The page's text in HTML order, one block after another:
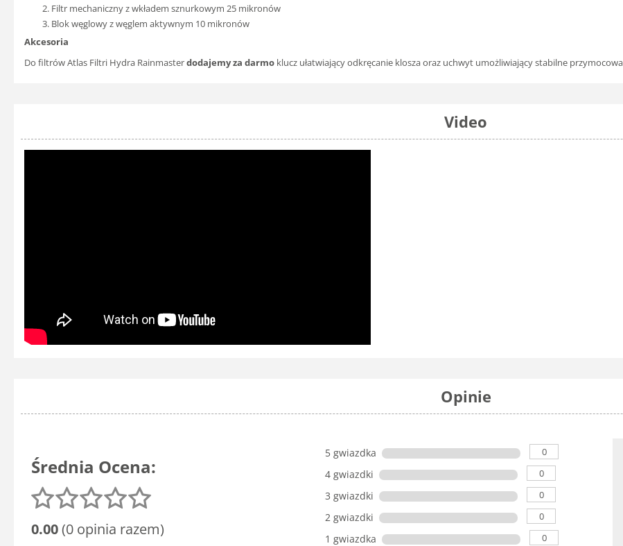
Filtr mechaniczny z wkładem sznurkowym 25 mikronów
Blok węglowy z węglem aktywnym 10 mikronów
Akcesoria
Do filtrów Atlas Filtri Hydra Rainmasterdodajemy za darmo klucz ułatwiający odkręcanie klosza oraz uchwyt umożliwiający stabilne
Video
Opinie
Średnia Ocena:
0.00(0 opinia razem)
5 gwiazdka 0
4 gwiazdki 0
3 gwiazdki 0
2 gwiazdki 0
1 gwiazdka 0